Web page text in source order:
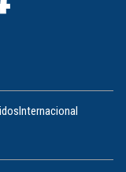
Internacional